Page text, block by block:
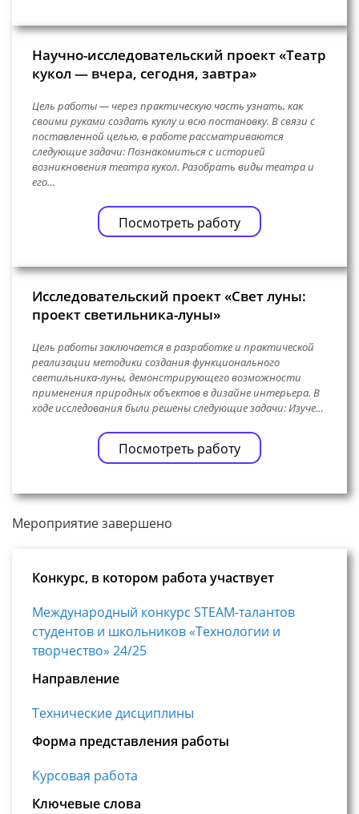
Научно-исследовательский проект «Театр
кукол — вчера, сегодня, завтра»
Цель работы — через практическую часть узнать, как
своими руками создать куклу и всю постановку. В связи с
поставленной целью, в работе рассматриваются
следующие задачи: Познакомиться с историей
возникновения театра кукол. Разобрать виды театра и
его…
Посмотреть работу
Исследовательский проект «Свет луны:
проект светильника-луны»
Цель работы заключается в разработке и практической
реализации методики создания функционального
светильника-луны, демонстрирующего возможности
применения природных объектов в дизайне интерьера. В
ходе исследования были решены следующие задачи: Изуче…
Посмотреть работу
Мероприятие завершено
Конкурс, в котором работа участвует
Международный конкурс STEAM-талантов
студентов и школьников «Технологии и
творчество» 24/25
Направление
Технические дисциплины
Форма представления работы
Курсовая работа
Ключевые слова